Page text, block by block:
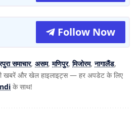
Follow Now
समाचार, असम,मणिपुर,मिजोरम,नागालैंड,
खबरें और खेल हाइलाइट्स — हर अपडेट के लिए
के साथ!